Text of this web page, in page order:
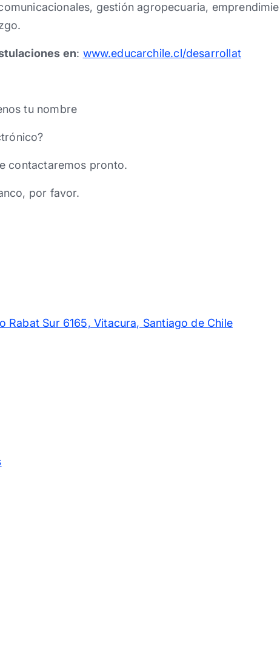
gestión agropecuaria,
en: www.educarchile.cl/desarrollat
tu nombre
contactaremos pronto.
por favor.
Rabat Sur 6165, Vitacura, Santiago de Chile